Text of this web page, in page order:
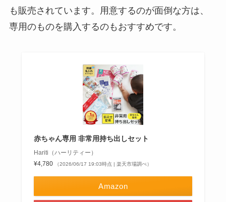
も販売されています。用意するのが面倒な方は、
専用のものを購入するのもおすすめです。
赤ちゃん専用 非常用持ち出しセット
Hariti（ハーリティー）
¥4,780
（2026/06/17 19:03時点 | 楽天市場調べ）
Amazon